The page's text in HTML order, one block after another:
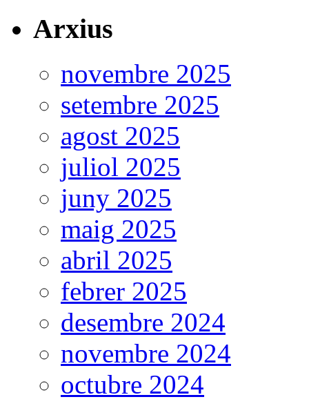
Arxius
novembre 2025
setembre 2025
agost 2025
juliol 2025
juny 2025
maig 2025
abril 2025
febrer 2025
desembre 2024
novembre 2024
octubre 2024